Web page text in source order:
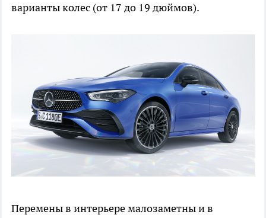
варианты колес (от 17 до 19 дюймов).
Перемены в интерьере малозаметны и в